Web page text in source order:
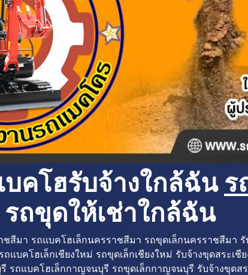
คโฮรับจ้างใกล้ฉัน ร
ถขุดให้เช่าใกล้ฉัน
สีมา รถแบคโฮเล็กนครราชสีมา รถขุดเล็กนครราชสีมา
แบคโฮเล็กเชียงใหม่ รถขุดเล็กเชียงใหม่ รับจ้างขุดสระเชี
รถแบคโฮเล็กกาญจนบุรี รถขุดเล็กกาญจนบุรี รับจ้างขุด